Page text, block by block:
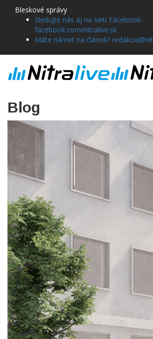
Bleskové správy
Sledujte nás aj na sieti Facebook:
facebook.com/nitralive.sk
Máte námet na článok?
Blog